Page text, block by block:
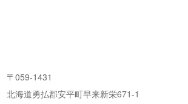
〒059-1431
北海道勇払郡安平町早来新栄671-1